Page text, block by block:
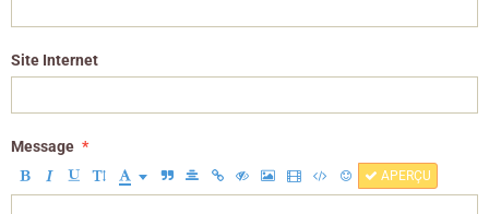
Site Internet
Message
APERÇU